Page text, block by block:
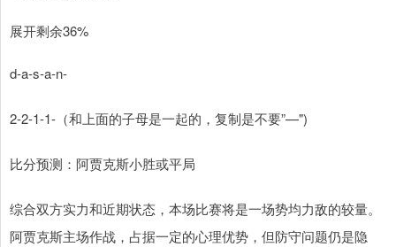
展开剩余36%
d-a-s-a-n-
2-2-1-1-（和上面的子母是一起的，复制是不要”—")
比分预测：阿贾克斯小胜或平局
综合双方实力和近期状态，本场比赛将是一场势均力敌的较量。
阿贾克斯主场作战，占据一定的心理优势，但防守问题仍是隐